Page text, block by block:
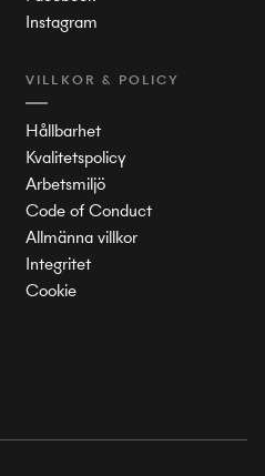
Instagram
VILLKOR & POLICY
Hållbarhet
Kvalitetspolicy
Arbetsmiljö
Code of Conduct
Allmänna villkor
Integritet
Cookie